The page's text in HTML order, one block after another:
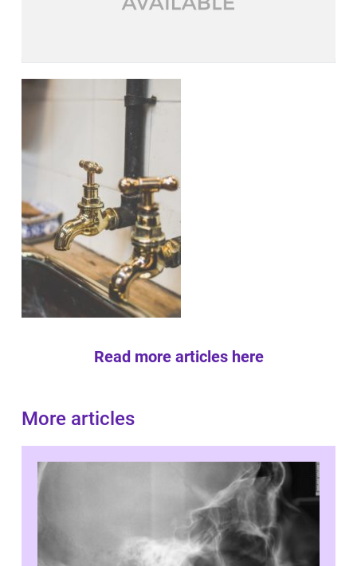
Read more articles here
More articles